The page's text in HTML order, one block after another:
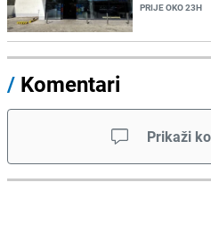
PRIJE OKO 23H
/ Komentari
Prikaži